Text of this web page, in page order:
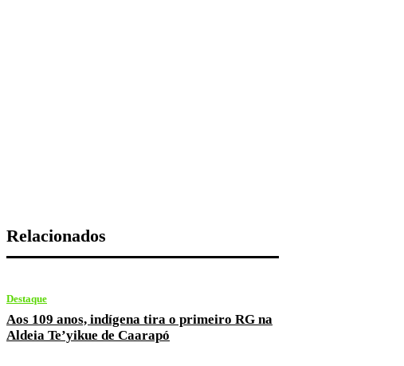
Relacionados
Destaque
Aos 109 anos, indígena tira o primeiro RG na
Aldeia Te’yikue de Caarapó